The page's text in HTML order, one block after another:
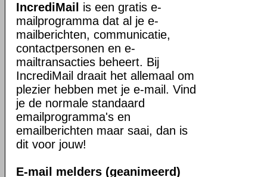
IncrediMail
is een gratis e-
mailprogramma dat al je e-
mailberichten, communicatie,
contactpersonen en e-
mailtransacties beheert. Bij
IncrediMail draait het allemaal om
plezier hebben met je e-mail. Vind
je de normale standaard
emailprogramma's en
emailberichten maar saai, dan is
dit voor jouw!
E-mail melders (geanimeerd)